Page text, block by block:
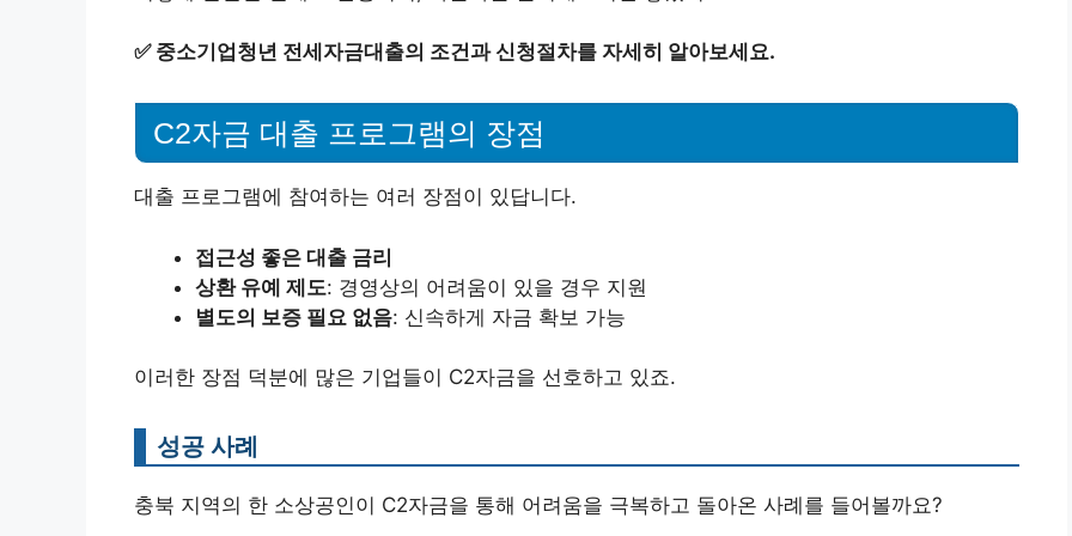
✅ 중소기업청년 전세자금대출의 조건과 신청절차를 자세히 알아보세요.
C2자금 대출 프로그램의 장점
대출 프로그램에 참여하는 여러 장점이 있답니다.
접근성 좋은 대출 금리
상환 유예 제도: 경영상의 어려움이 있을 경우 지원
별도의 보증 필요 없음: 신속하게 자금 확보 가능
이러한 장점 덕분에 많은 기업들이 C2자금을 선호하고 있죠.
성공 사례
충북 지역의 한 소상공인이 C2자금을 통해 어려움을 극복하고 돌아온 사례를 들어볼까요?